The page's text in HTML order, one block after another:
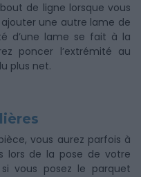
de ligne lorsque vous
ajouter une autre lame de
d’une lame se fait à la
poncer l’extrémité au
plus net.
vous aurez parfois à
lors de la pose de votre
vous posez le parquet